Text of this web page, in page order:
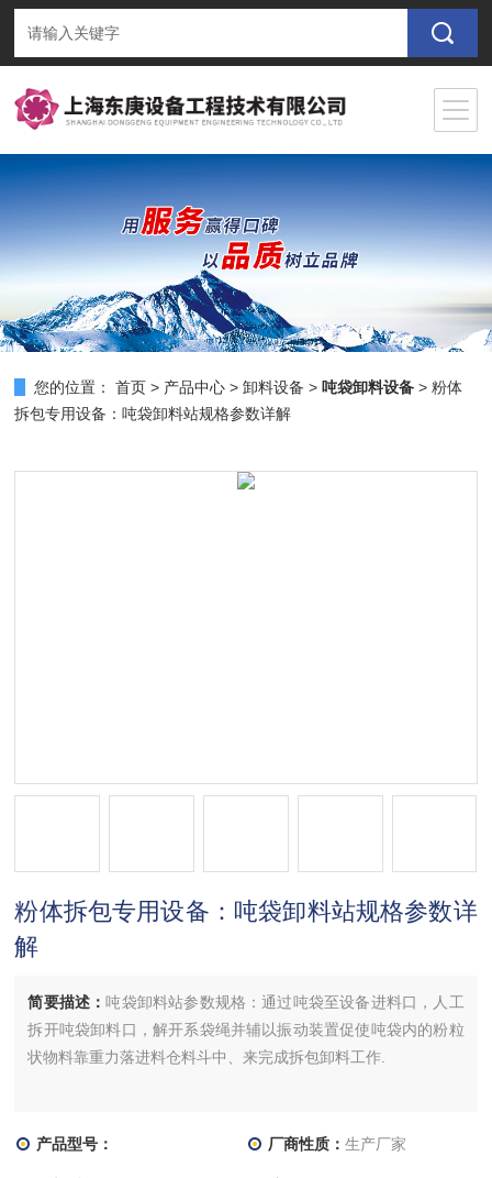
您的位置： 首页 > 产品中心 >卸料设备 > 吨袋卸料设备 > 粉体
拆包专用设备：吨袋卸料站规格参数详解
粉体拆包专用设备：吨袋卸料站规格参数详
解
简要描述：吨袋卸料站参数规格：通过吨袋至设备进料口，人工
拆开吨袋卸料口，解开系袋绳并辅以振动装置促使吨袋内的粉粒
状物料靠重力落进料仓料斗中、来完成拆包卸料工作.
产品型号： 厂商性质： 生产厂家